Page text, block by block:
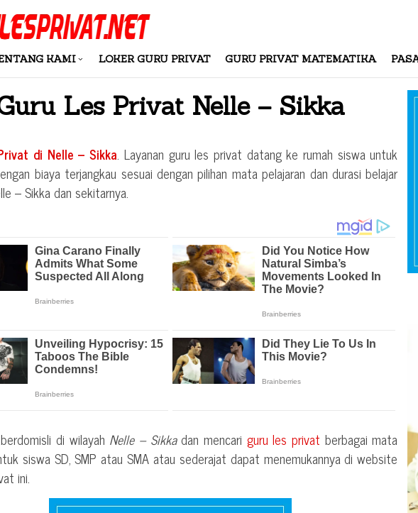
KAMI LOKER GURU PRIVAT GURU PRIVAT MATEMATIKA
Les Privat Nelle – Sikka
di Nelle – Sikka. Layanan guru les privat datang ke rumah siswa untuk
biaya terjangkau sesuai dengan pilihan mata pelajaran dan durasi belajar
– Sikkadan sekitarnya.
di wilayah Nelle – Sikkadan mencari guru les privat berbagai mata
siswa SD, SMP atau SMA atau sederajat dapat menemukannya di website
ini.